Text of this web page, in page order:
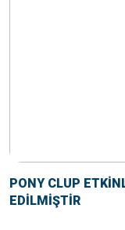
PONY CLUP
EDİLMİŞTİR